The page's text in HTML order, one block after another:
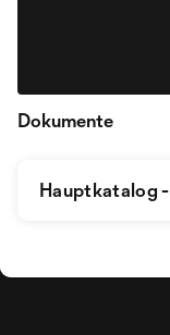
Dokumente
Hauptkatalog